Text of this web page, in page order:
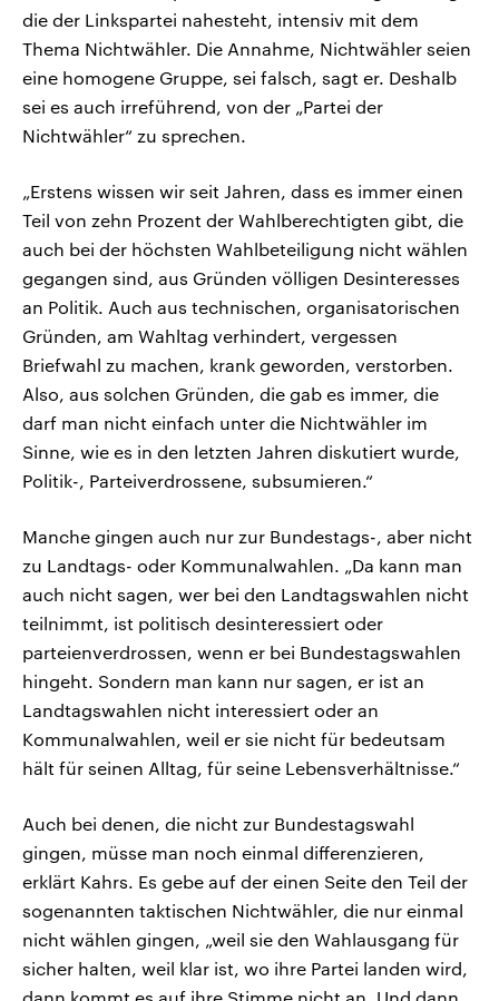
die der Linkspartei nahesteht, intensiv mit dem
Thema Nichtwähler. Die Annahme, Nichtwähler seien
eine homogene Gruppe, sei falsch, sagt er. Deshalb
sei es auch irreführend, von der „Partei der
Nichtwähler“ zu sprechen.
„Erstens wissen wir seit Jahren, dass es immer einen
Teil von zehn Prozent der Wahlberechtigten gibt, die
auch bei der höchsten Wahlbeteiligung nicht wählen
gegangen sind, aus Gründen völligen Desinteresses
an Politik. Auch aus technischen, organisatorischen
Gründen, am Wahltag verhindert, vergessen
Briefwahl zu machen, krank geworden, verstorben.
Also, aus solchen Gründen, die gab es immer, die
darf man nicht einfach unter die Nichtwähler im
Sinne, wie es in den letzten Jahren diskutiert wurde,
Politik-, Parteiverdrossene, subsumieren.“
Manche gingen auch nur zur Bundestags-, aber nicht
zu Landtags- oder Kommunalwahlen. „Da kann man
auch nicht sagen, wer bei den Landtagswahlen nicht
teilnimmt, ist politisch desinteressiert oder
parteienverdrossen, wenn er bei Bundestagswahlen
hingeht. Sondern man kann nur sagen, er ist an
Landtagswahlen nicht interessiert oder an
Kommunalwahlen, weil er sie nicht für bedeutsam
hält für seinen Alltag, für seine Lebensverhältnisse.“
Auch bei denen, die nicht zur Bundestagswahl
gingen, müsse man noch einmal differenzieren,
erklärt Kahrs. Es gebe auf der einen Seite den Teil der
sogenannten taktischen Nichtwähler, die nur einmal
nicht wählen gingen, „weil sie den Wahlausgang für
sicher halten, weil klar ist, wo ihre Partei landen wird,